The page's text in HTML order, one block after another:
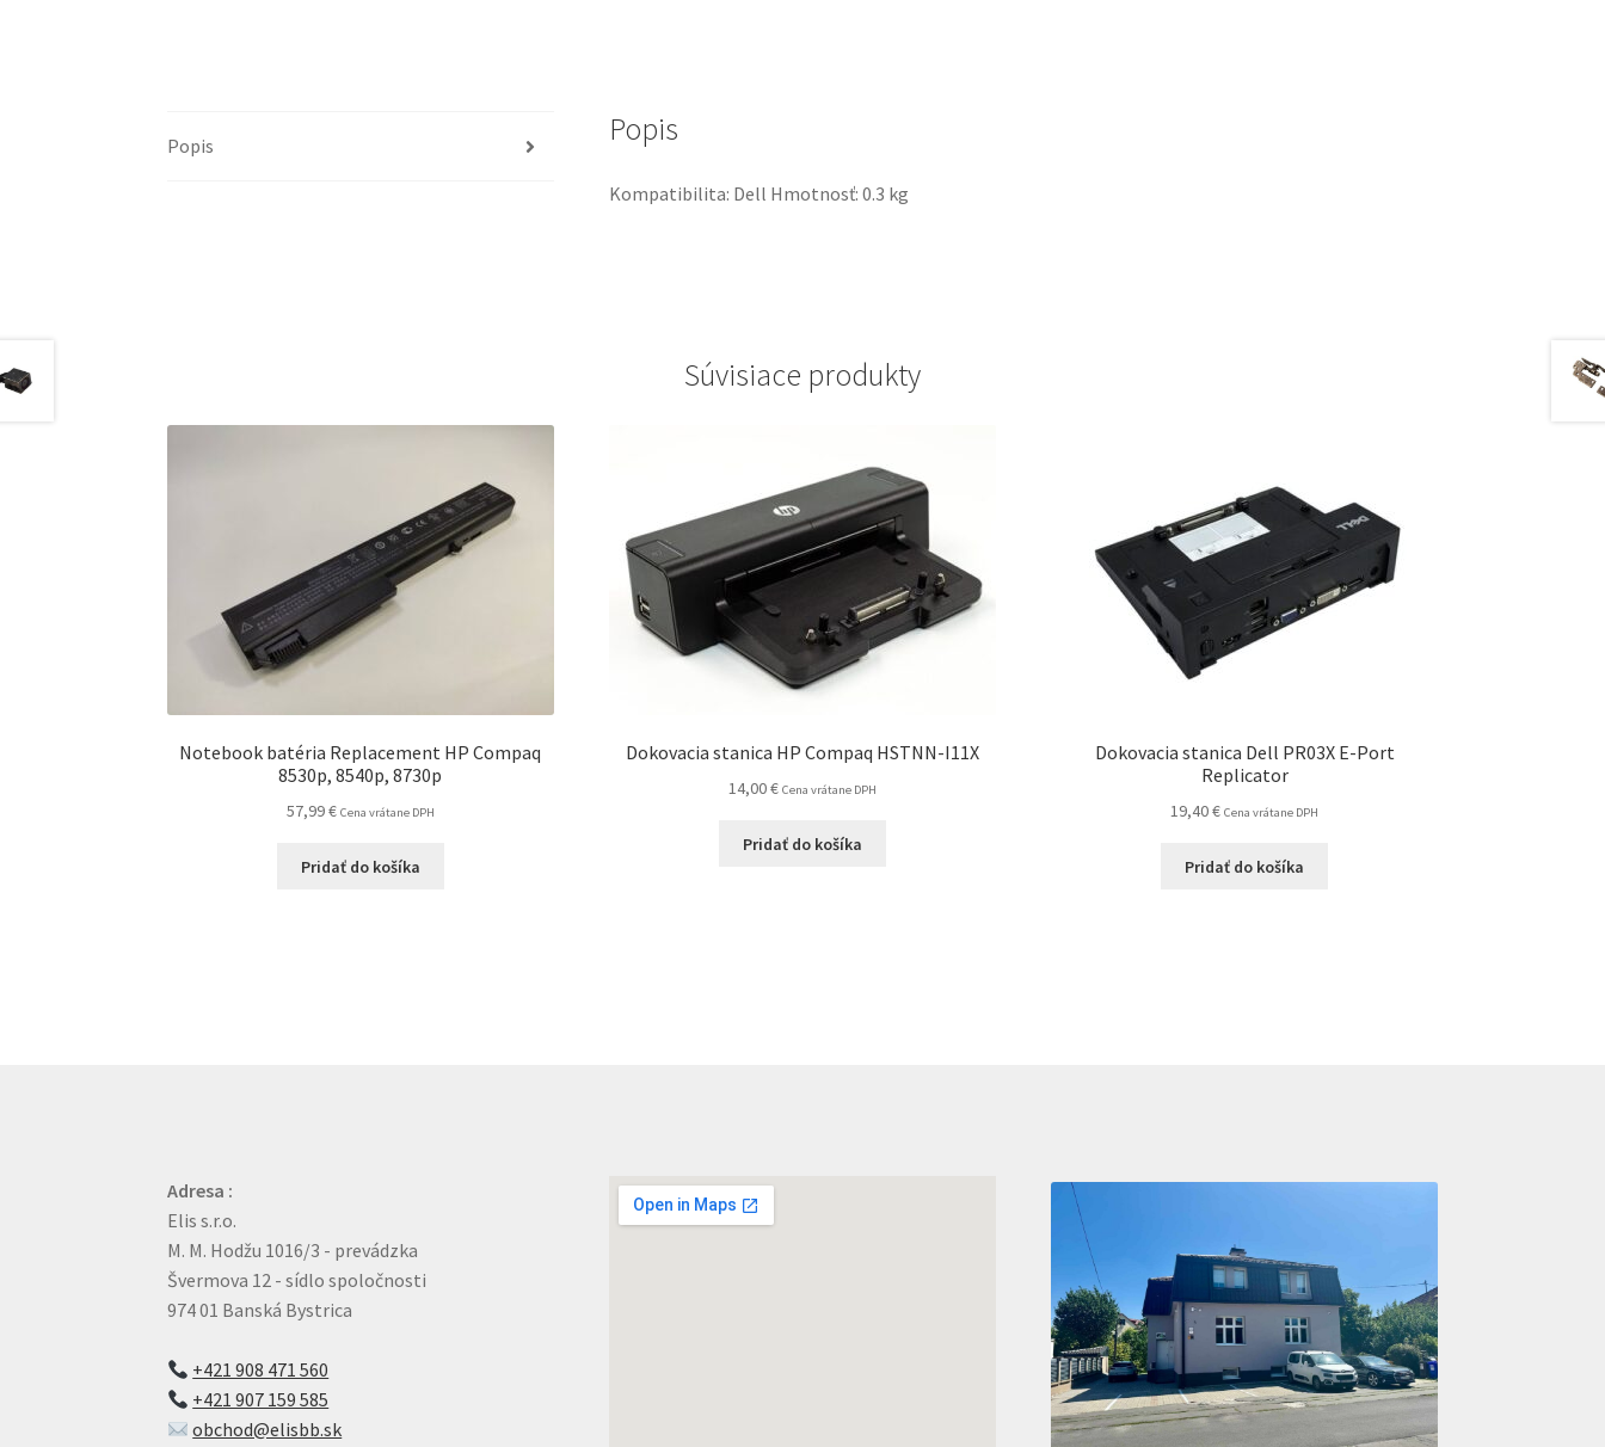
Popis Popis
Kompatibilita: Dell Hmotnosť: 0.3 kg
Súvisiace produkty
Notebook batéria Replacement HP Compaq
8530p, 8540p, 8730p
57,99€ Cena vrátane DPH
Pridať do košíka
Dokovacia stanica HP Compaq HSTNN-I11X
14,00€ Cena vrátane DPH
Pridať do košíka
Dokovacia stanica Dell PR03X E-Port
Replicator
19,40€ Cena vrátane DPH
Pridať do košíka
Adresa :
Elis s.r.o.
M. M. Hodžu 1016/3 - prevádzka
Švermova 12 - sídlo spoločnosti
974 01 Banská Bystrica
+421 908 471 560
+421 907 159 585
obchod@elisbb.sk